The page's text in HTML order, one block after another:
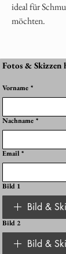
ideal für
möchten.
Fotos & Skizzen
Vorname *
Nachname *
Email *
Bild 1
Bild &
Bild 2
Bild &